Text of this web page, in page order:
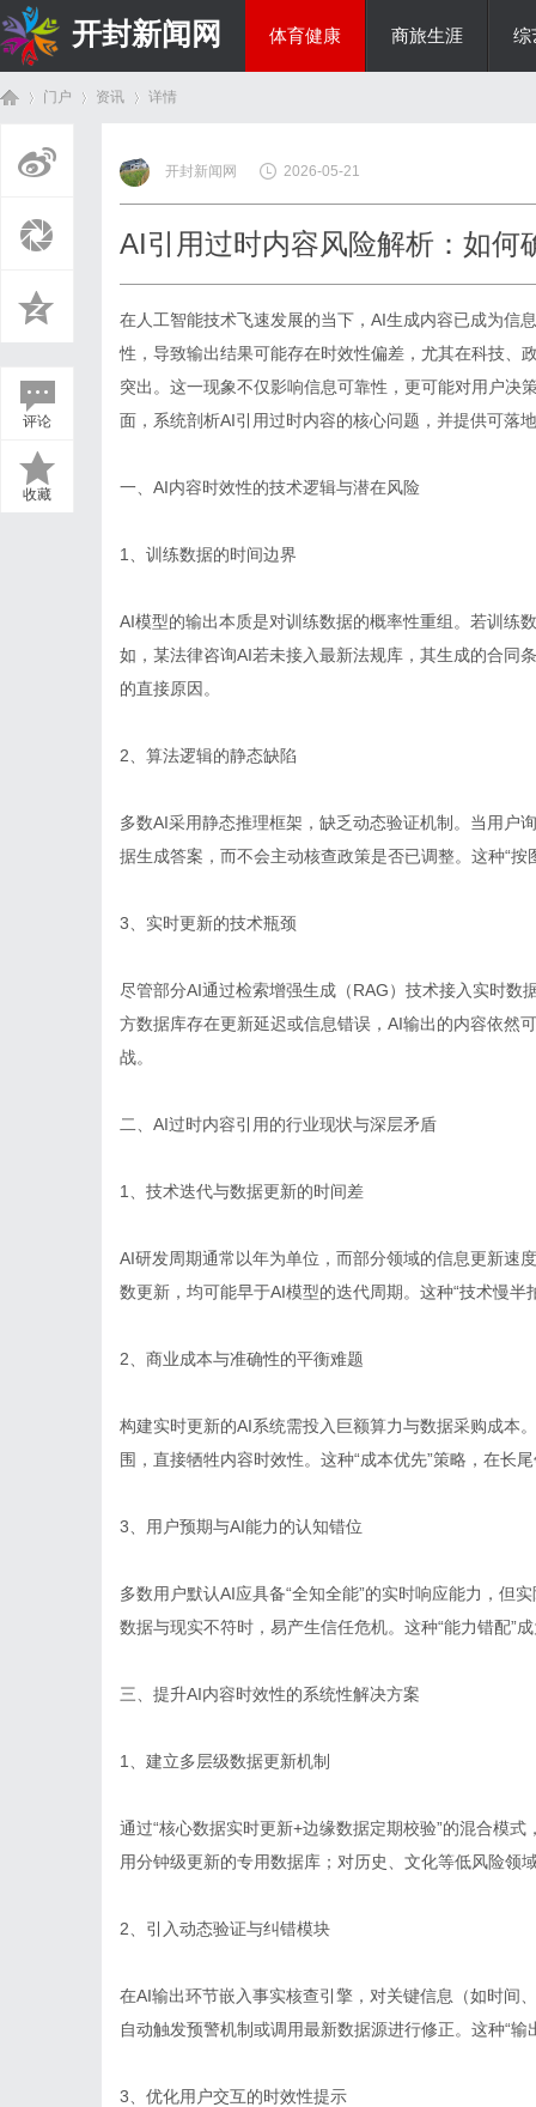
开封新闻网 体育健康 商旅生涯 综
门户 资讯
›
详情
评论
收藏
开封新闻网 2026-05-21
AI引用过时内容风险解析：如何
在人工智能技术飞速发展的当下，AI生成内容已成为信
性，导致输出结果可能存在时效性偏差，尤其在科技、
突出。这一现象不仅影响信息可靠性，更可能对用户决
面，系统剖析AI引用过时内容的核心问题，并提供可落
一、AI内容时效性的技术逻辑与潜在风险
1、训练数据的时间边界
AI模型的输出本质是对训练数据的概率性重组。若训练
如，某法律咨询AI若未接入最新法规库，其生成的合同
的直接原因。
2、算法逻辑的静态缺陷
多数AI采用静态推理框架，缺乏动态验证机制。当用户
据生成答案，而不会主动核查政策是否已调整。这种“
3、实时更新的技术瓶颈
尽管部分AI通过检索增强生成（RAG）技术接入实时
方数据库存在更新延迟或信息错误，AI输出的内容依然
战。
二、AI过时内容引用的行业现状与深层矛盾
1、技术迭代与数据更新的时间差
AI研发周期通常以年为单位，而部分领域的信息更新速
数更新，均可能早于AI模型的迭代周期。这种“技术慢
2、商业成本与准确性的平衡难题
构建实时更新的AI系统需投入巨额算力与数据采购成本
围，直接牺牲内容时效性。这种“成本优先”策略，在长
3、用户预期与AI能力的认知错位
多数用户默认AI应具备“全知全能”的实时响应能力，但
数据与现实不符时，易产生信任危机。这种“能力错配”
三、提升AI内容时效性的系统性解决方案
1、建立多层级数据更新机制
通过“核心数据实时更新+边缘数据定期校验”的混合模
用分钟级更新的专用数据库；对历史、文化等低风险领
2、引入动态验证与纠错模块
在AI输出环节嵌入事实核查引擎，对关键信息（如时间
自动触发预警机制或调用最新数据源进行修正。这种“
3、优化用户交互的时效性提示